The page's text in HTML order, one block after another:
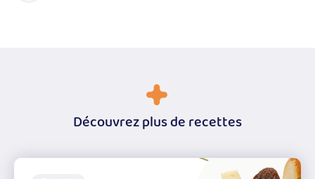
Découvrez plus de recettes